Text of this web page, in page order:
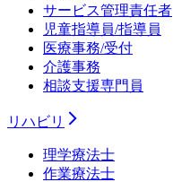
サービス管理責任者
児童指導員/指導員
医療事務/受付
介護事務
相談支援専門員
リハビリ
理学療法士
作業療法士